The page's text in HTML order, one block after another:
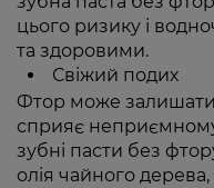
цього ризику і
та здоровими.
Свіжий подих
Фтор може залишати
сприяє неприємному
зубні пасти без
олія чайного